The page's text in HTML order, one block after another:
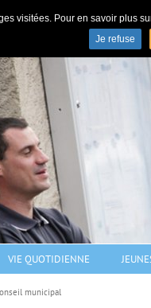
visitées. Pour en savoir
Je refuse
Commune de Pulligny -
VIE QUOTIDIENNE
municipal